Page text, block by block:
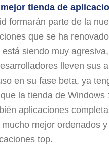
tienda de
formarán parte de la
que se ha
está siendo muy
lleven sus
en su fase beta, ya
la tienda de
aplicaciones
mejor ordenados
top.